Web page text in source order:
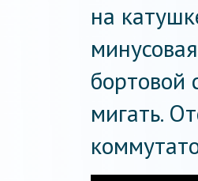
на
бортовой
мигать.